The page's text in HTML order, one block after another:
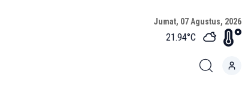
Jumat, 07 Agustus, 2026
21.94°C